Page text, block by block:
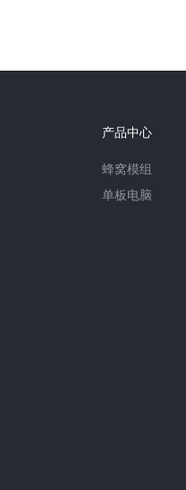
产品中心
蜂窝模组
单板电脑